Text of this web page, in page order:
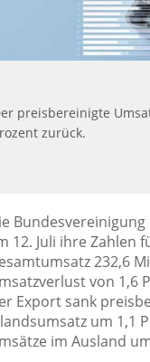
preisbereinigte
zurück.
12. Juli ihre Zahlen
232,6
von 1,6
Export sank
um 1,1
im Ausland